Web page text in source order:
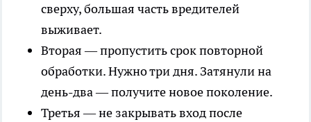
сверху, большая часть вредителей
выживает.
Вторая — пропустить срок повторной
обработки. Нужно три дня. Затянули на
день-два — получите новое поколение.
Третья — не закрывать вход после